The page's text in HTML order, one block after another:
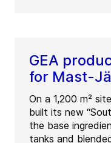
GEA
for Mast-
On a 1,200 m²
built its new
the base
tanks and